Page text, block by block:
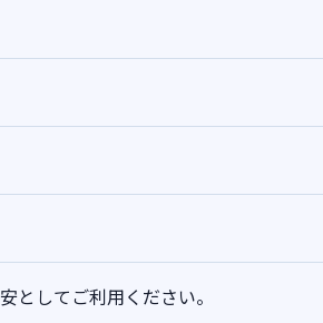
としてご利用ください。